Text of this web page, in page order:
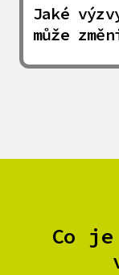
Jaké
může
Co je